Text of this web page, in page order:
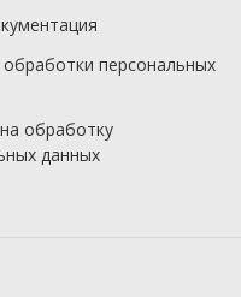
персональных
обработку
данных